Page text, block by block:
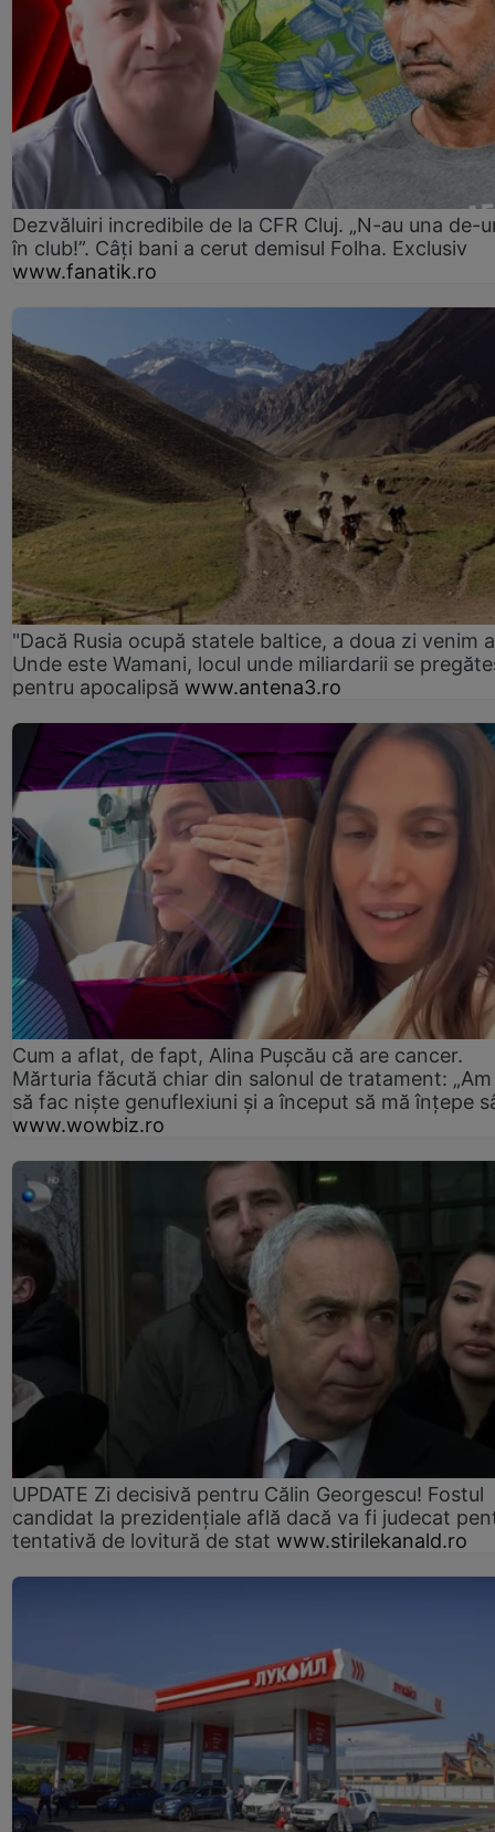
Dezvăluiri incredibile de la CFR Cluj. „N-au una de-
în club!”. Câți bani a cerut demisul Folha. Exclusiv
www.fanatik.ro
"Dacă Rusia ocupă statele baltice, a doua zi venim
Unde este Wamani, locul unde miliardarii se
pentru apocalipsă www.antena3.ro
Cum a aflat, de fapt, Alina Pușcău că are cancer.
Mărturia făcută chiar din salonul de tratament:
să fac niște genuflexiuni și a început să mă înțepe
www.wowbiz.ro
UPDATE Zi decisivă pentru Călin Georgescu! Fostul
candidat la prezidențiale află dacă va fi judecat
tentativă de lovitură de stat www.stirilekanald.ro